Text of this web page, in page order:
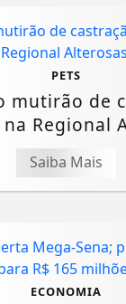
PETS
mutirão de
Regional
Saiba Mais
ECONOMIA